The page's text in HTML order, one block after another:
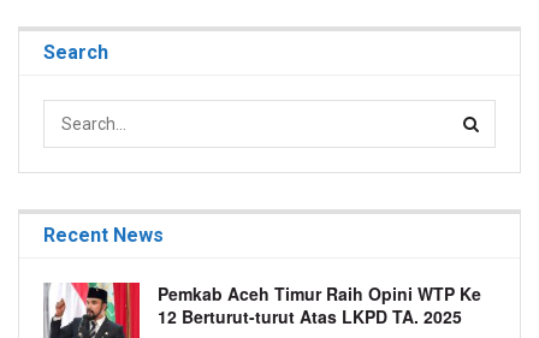
Search
Recent News
Pemkab Aceh Timur Raih Opini WTP Ke
12 Berturut-turut Atas LKPD TA. 2025